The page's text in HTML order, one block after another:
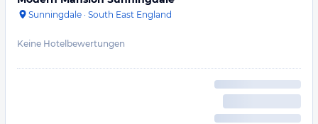
Sunningdale · South East England
Keine Hotelbewertungen